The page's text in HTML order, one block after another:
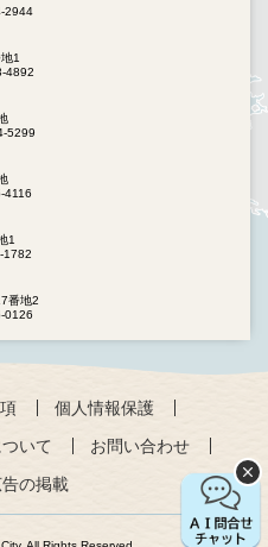
2944
1
4892
5299
4116
1
1782
番地2
0126
個人情報保護
いて
お問い合わせ
の掲載